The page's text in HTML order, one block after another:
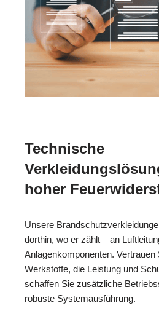
Technische
hoher
Unsere
dorthin, wo er zählt – an
Anlagenkomponenten. Vertrauen
Werkstoffe, die Leistung und
schaffen Sie zusätzliche
robuste Systemausführung.